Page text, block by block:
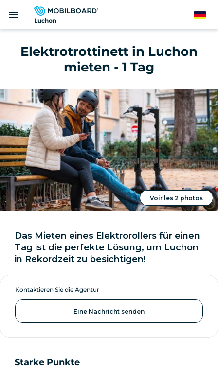
zum
Luchon
menu German
Elektrotrottinett in Luchon
mieten - 1 Tag
Voir les 2 photos
Das Mieten eines Elektrorollers für einen
Tag ist die perfekte Lösung, um Luchon
in Rekordzeit zu besichtigen!
Kontaktieren Sie die Agentur
Eine Nachricht senden
Starke Punkte